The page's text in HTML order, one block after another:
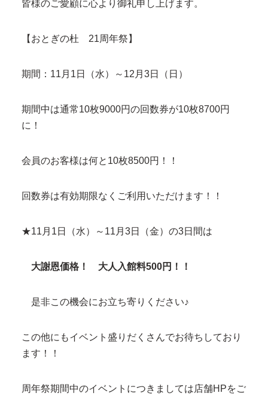
皆様のご愛顧に心より御礼申し上げます。
【おとぎの杜 21周年祭】
期間：11月1日（水）～12月3日（日）
期間中は通常10枚9000円の回数券が10枚8700円
に！
会員のお客様は何と10枚8500円！！
回数券は有効期限なくご利用いただけます！！
★11月1日（水）～11月3日（金）の3日間は
大謝恩価格！ 大人入館料500円！！
是非この機会にお立ち寄りください♪
この他にもイベント盛りだくさんでお待ちしており
ます！！
周年祭期間中のイベントにつきましては店舗HPをご